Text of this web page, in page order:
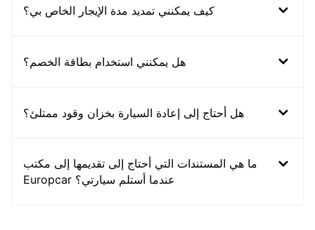
كيف يمكنني تمديد مدة الإيجار الخاص بي؟
هل يمكنني استخدام بطاقة الخصم؟
هل أحتاج إلى إعادة السيارة بخزان وقود ممتلئ؟
ما هي المستندات التي أحتاج إلى تقديمها إلى مكتب
Europcar عندما أستلم سيارتي؟